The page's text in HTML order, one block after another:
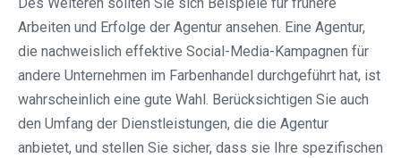
Arbeiten und Erfolge der Agentur ansehen. Eine Agentur,
die nachweislich effektive Social-Media-Kampagnen für
andere Unternehmen im Farbenhandel durchgeführt hat, ist
wahrscheinlich eine gute Wahl. Berücksichtigen Sie auch
den Umfang der Dienstleistungen, die die Agentur
anbietet, und stellen Sie sicher, dass sie Ihre spezifischen